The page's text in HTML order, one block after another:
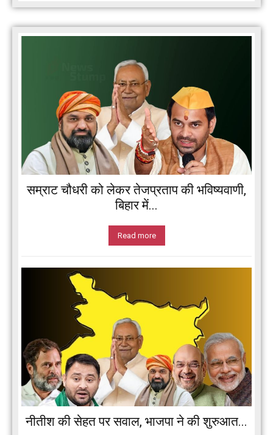
सम्राट चौधरी को लेकर तेजप्रताप की भविष्यवाणी,
बिहार में...
Read more
नीतीश की सेहत पर सवाल, भाजपा ने की शुरुआत...